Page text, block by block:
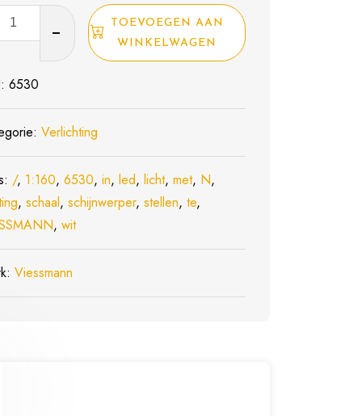
TOEVOEGEN AAN
WINKELWAGEN
6530
Verlichting
/, 1:160,6530,in,led,licht,met, N,
,schaal,schijnwerper,stellen,te,
,wit
Viessmann